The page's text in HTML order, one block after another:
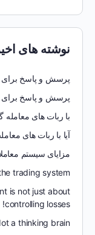
برای:
نوشته های
پرسش و پاسخ برای
پرسش و پاسخ برای
با ربات های
آیا با ربات های
مزایای سیستم
trading system
is not just about
controlling losses!
a thinking brain!